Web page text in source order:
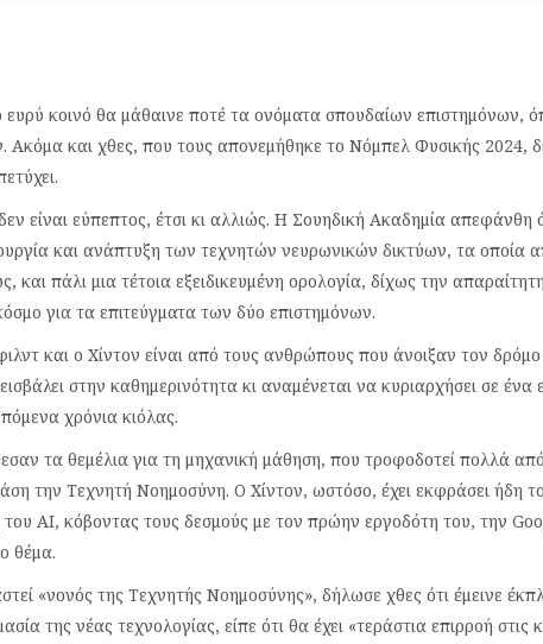
κοινό θα μάθαινε ποτέ τα ονόματα σπουδαίων επιστημόνων,
Ακόμα και χθες, που τους απονεμήθηκε το Νόμπελ Φυσικής 2024,
είναι εύπεπτος, έτσι κι αλλιώς. Η Σουηδική Ακαδημία απεφάνθη
και ανάπτυξη των τεχνητών νευρωνικών δικτύων, τα οποία
και πάλι μια τέτοια εξειδικευμένη ορολογία, δίχως την
για τα επιτεύγματα των δύο επιστημόνων.
και ο Χίντον είναι από τους ανθρώπους που άνοιξαν τον
στην καθημερινότητα κι αναμένεται να κυριαρχήσει σε
χρόνια κιόλας.
τα θεμέλια για τη μηχανική μάθηση, που τροφοδοτεί πολλά
την Τεχνητή Νοημοσύνη. Ο Χίντον, ωστόσο, έχει εκφράσει ήδη
ΑΙ, κόβοντας τους δεσμούς με τον πρώην εργοδότη του, την
θέμα.
«νονός της Τεχνητής Νοημοσύνης», δήλωσε χθες ότι έμεινε
της νέας τεχνολογίας, είπε ότι θα έχει «τεράστια επιρροή στις